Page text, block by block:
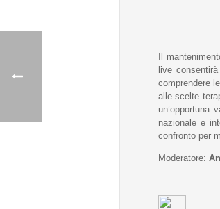
Il
live
comprendere
alle scelte
nazionale e
confronto per
Moderatore: